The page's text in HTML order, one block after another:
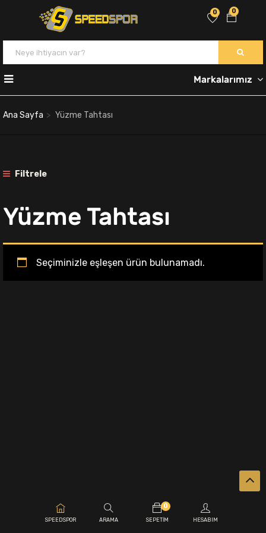
0
0
Markalarımız
Ana Sayfa Yüzme Tahtası
Filtrele
Yüzme Tahtası
Seçiminizle eşleşen ürün bulunamadı.
SPEEDSPOR ARAMA
0
SEPETIM HESABIM